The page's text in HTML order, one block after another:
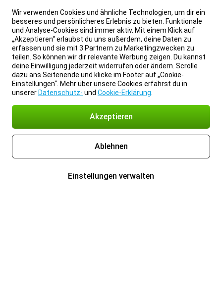
Wir verwenden Cookies und ähnliche Technologien, um dir ein
besseres und persönlicheres Erlebnis zu bieten. Funktionale
und Analyse-Cookies sind immer aktiv. Mit einem Klick auf
„Akzeptieren“ erlaubst du uns außerdem, deine Daten zu
erfassen und sie mit 3 Partnern zu Marketingzwecken zu
teilen. So können wir dir relevante Werbung zeigen. Du kannst
deine Einwilligung jederzeit widerrufen oder ändern. Scrolle
dazu ans Seitenende und klicke im Footer auf „Cookie-
Einstellungen“. Mehr über unsere Cookies erfährst du in
unserer Datenschutz- und Cookie-Erklärung
Akzeptieren
Ablehnen
Einstellungen verwalten